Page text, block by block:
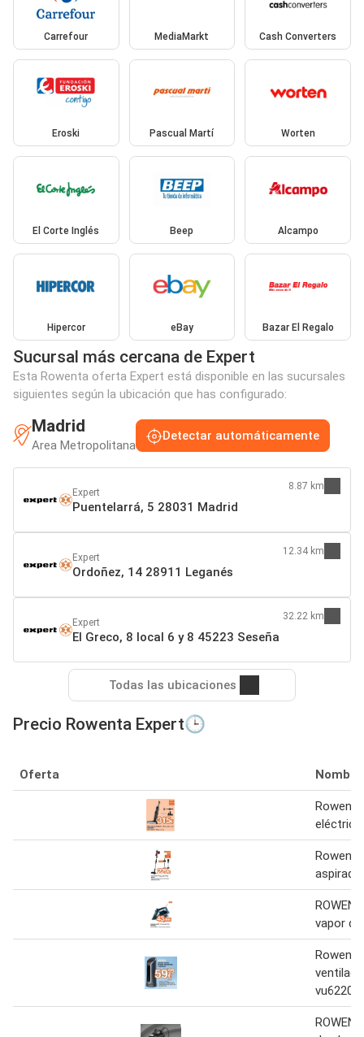
Carrefour MediaMarkt Cash Converters
Eroski Pascual Martí Worten
El Corte Inglés Beep Alcampo
Hipercor eBay Bazar El Regalo
Sucursal más cercana de Expert
Esta Rowenta oferta Expert está disponible en las sucursales
siguientes según la ubicación que has configurado:
Madrid
Area Metropolitana
Detectar automáticamente
Expert
Puentelarrá, 5 28031 Madrid
8.87 km
Expert
Ordoñez, 14 28911 Leganés
12.34 km
Expert
El Greco, 8 local 6 y 8 45223 Seseña
32.22 km
Todas las ubicaciones
Precio Rowenta Expert🕒
Oferta Nombre
vapor